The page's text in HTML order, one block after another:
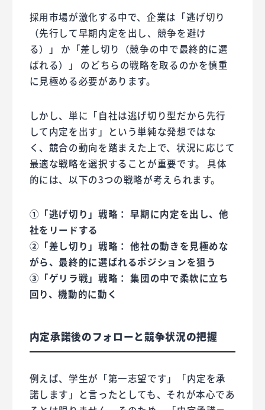
採用市場が激化する中で、企業は「逃げ切り
（先行して早期内定を出し、競争を避け
る）」 か「差し切り（競争の中で最終的に選
ばれる）」 のどちらの戦略を取るのかを慎重
に見極める必要があります。
しかし、単に「自社は逃げ切り型だから先行
して内定を出す」という単純な発想ではな
く、競合の動向を踏まえた上で、状況に応じて
最適な戦略を選択することが重要です。 具体
的には、以下の3つの戦略が考えられます。
①「逃げ切り」戦略： 早期に内定を出し、他
社をリードする
②「差し切り」戦略： 他社の動きを見極めな
がら、最終的に選ばれるポジションを狙う
③「ゲリラ戦」戦略： 集団の中で柔軟に立ち
回り、機動的に動く
内定承諾後のフォローと競争状況の把握
例えば、学生が「第一志望です」「内定を承
諾します」と言ったとしても、それが本心であ